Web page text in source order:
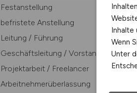
Festanstellung
befristete Anstellung
Leitung / Führung
Geschäftsleitung / Vorstand
Projektarbeit / Freelancer
Arbeitnehmerüberlassung
Inhalte
Wenn
Unter